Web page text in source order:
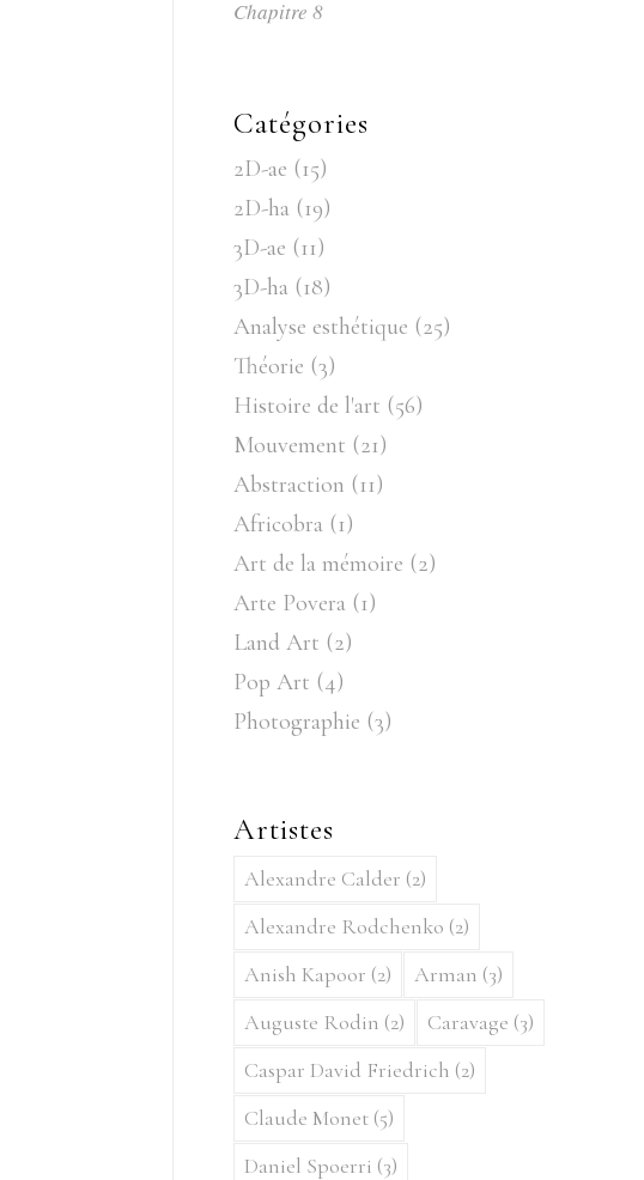
Chapitre 8
Catégories
2D-ae (15)
2D-ha (19)
3D-ae (11)
3D-ha (18)
Analyse esthétique (25)
Théorie (3)
Histoire de l'art (56)
Mouvement (21)
Abstraction (11)
Africobra (1)
Art de la mémoire (2)
Arte Povera (1)
Land Art (2)
Pop Art (4)
Photographie (3)
Artistes
Alexandre Calder (2)
Alexandre Rodchenko (2)
Anish Kapoor (2) Arman (3)
Auguste Rodin (2) Caravage (3)
Caspar David Friedrich (2)
Claude Monet (5)
Daniel Spoerri (3)